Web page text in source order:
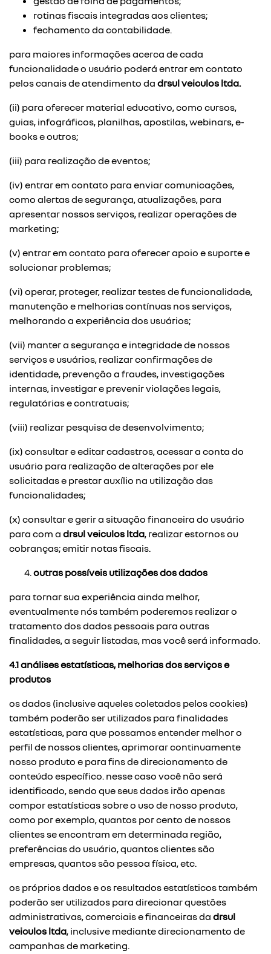
rotinas fiscais integradas aos clientes;
fechamento da contabilidade.
para maiores informações acerca de cada
funcionalidade o usuário poderá entrar em contato
pelos canais de atendimento da drsul veiculos ltda.
(ii) para oferecer material educativo, como cursos,
guias, infográficos, planilhas, apostilas, webinars, e-
books e outros;
(iii) para realização de eventos;
(iv) entrar em contato para enviar comunicações,
como alertas de segurança, atualizações, para
apresentar nossos serviços, realizar operações de
marketing;
(v) entrar em contato para oferecer apoio e suporte e
solucionar problemas;
(vi) operar, proteger, realizar testes de funcionalidade,
manutenção e melhorias contínuas nos serviços,
melhorando a experiência dos usuários;
(vii) manter a segurança e integridade de nossos
serviços e usuários, realizar confirmações de
identidade, prevenção a fraudes, investigações
internas, investigar e prevenir violações legais,
regulatórias e contratuais;
(viii) realizar pesquisa de desenvolvimento;
(ix) consultar e editar cadastros, acessar a conta do
usuário para realização de alterações por ele
solicitadas e prestar auxílio na utilização das
funcionalidades;
(x) consultar e gerir a situação financeira do usuário
para com a drsul veiculos ltda, realizar estornos ou
cobranças; emitir notas fiscais.
outras possíveis utilizações dos dados
para tornar sua experiência ainda melhor,
eventualmente nós também poderemos realizar o
tratamento dos dados pessoais para outras
finalidades, a seguir listadas, mas você será informado.
4.1 análises estatísticas, melhorias dos serviços e
produtos
os dados (inclusive aqueles coletados pelos cookies)
também poderão ser utilizados para finalidades
estatísticas, para que possamos entender melhor o
perfil de nossos clientes, aprimorar continuamente
nosso produto e para fins de direcionamento de
conteúdo específico. nesse caso você não será
identificado, sendo que seus dados irão apenas
compor estatísticas sobre o uso de nosso produto,
como por exemplo, quantos por cento de nossos
clientes se encontram em determinada região,
preferências do usuário, quantos clientes são
empresas, quantos são pessoa física, etc.
os próprios dados e os resultados estatísticos também
poderão ser utilizados para direcionar questões
administrativas, comerciais e financeiras da drsul
veiculos ltda, inclusive mediante direcionamento de
campanhas de marketing.